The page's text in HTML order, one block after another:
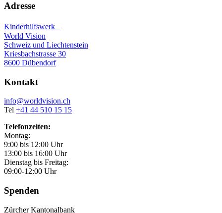
Adresse
Kinderhilfswerk
World Vision
Schweiz und Liechtenstein
Kriesbachstrasse 30
8600 Dübendorf
Kontakt
info@worldvision.ch
Tel +41 44 510 15 15
Telefonzeiten:
Montag:
9:00 bis 12:00 Uhr
13:00 bis 16:00 Uhr
Dienstag bis Freitag:
09:00-12:00 Uhr
Spenden
Zürcher Kantonalbank